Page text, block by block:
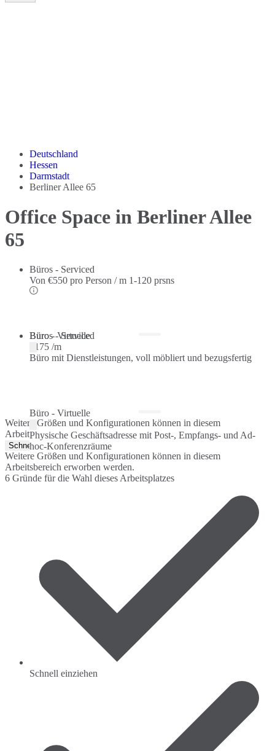
Deutschland
Hessen
Darmstadt
Berliner Allee 65
Office Space in Berliner Allee
65
Büros - Serviced
Von €550 pro Person / m 1-120 prsns
Büros - Serviced
Büro mit Dienstleistungen, voll möbliert und bezugsfertig
Büro - Virtuelle
€175 /m
Büro - Virtuelle
Physische Geschäftsadresse mit Post-, Empfangs- und Ad-
hoc-Konferenzräume
Weitere Größen und Konfigurationen können in diesem
Arbeitsbereich erworben werden.
Schnellangebot
Weitere Größen und Konfigurationen können in diesem
Arbeitsbereich erworben werden.
6 Gründe für die Wahl dieses Arbeitsplatzes
Schnell einziehen